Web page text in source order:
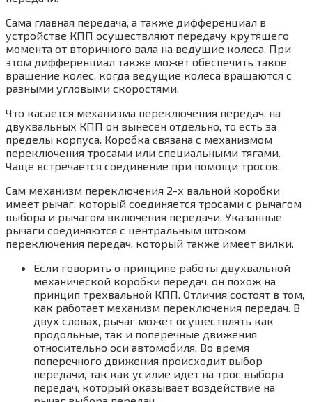
Сама главная передача, а также дифференциал в
устройстве КПП осуществляют передачу крутящего
момента от вторичного вала на ведущие колеса. При
этом дифференциал также может обеспечить такое
вращение колес, когда ведущие колеса вращаются с
разными угловыми скоростями.
Что касается механизма переключения передач, на
двухвальных КПП он вынесен отдельно, то есть за
пределы корпуса. Коробка связана с механизмом
переключения тросами или специальными тягами.
Чаще встречается соединение при помощи тросов.
Сам механизм переключения 2-х вальной коробки
имеет рычаг, который соединяется тросами с рычагом
выбора и рычагом включения передачи. Указанные
рычаги соединяются с центральным штоком
переключения передач, который также имеет вилки.
Если говорить о принципе работы двухвальной
механической коробки передач, он похож на
принцип трехвальной КПП. Отличия состоят в том,
как работает механизм переключения передач. В
двух словах, рычаг может осуществлять как
продольные, так и поперечные движения
относительно оси автомобиля. Во время
поперечного движения происходит выбор
передачи, так как усилие идет на трос выбора
передач, который оказывает воздействие на